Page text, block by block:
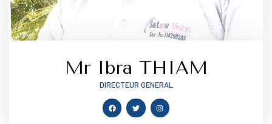
Mr Ibra THIAM
DIRECTEUR GENERAL